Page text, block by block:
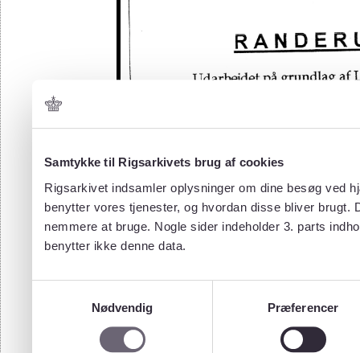
Samtykke til Rigsarkivets brug af cookies
Rigsarkivet indsamler oplysninger om dine besøg ved
benytter vores tjenester, og hvordan disse bliver
nemmere at bruge. Nogle sider indeholder 3. parts
benytter ikke denne data.
Nødvendig
Præferencer